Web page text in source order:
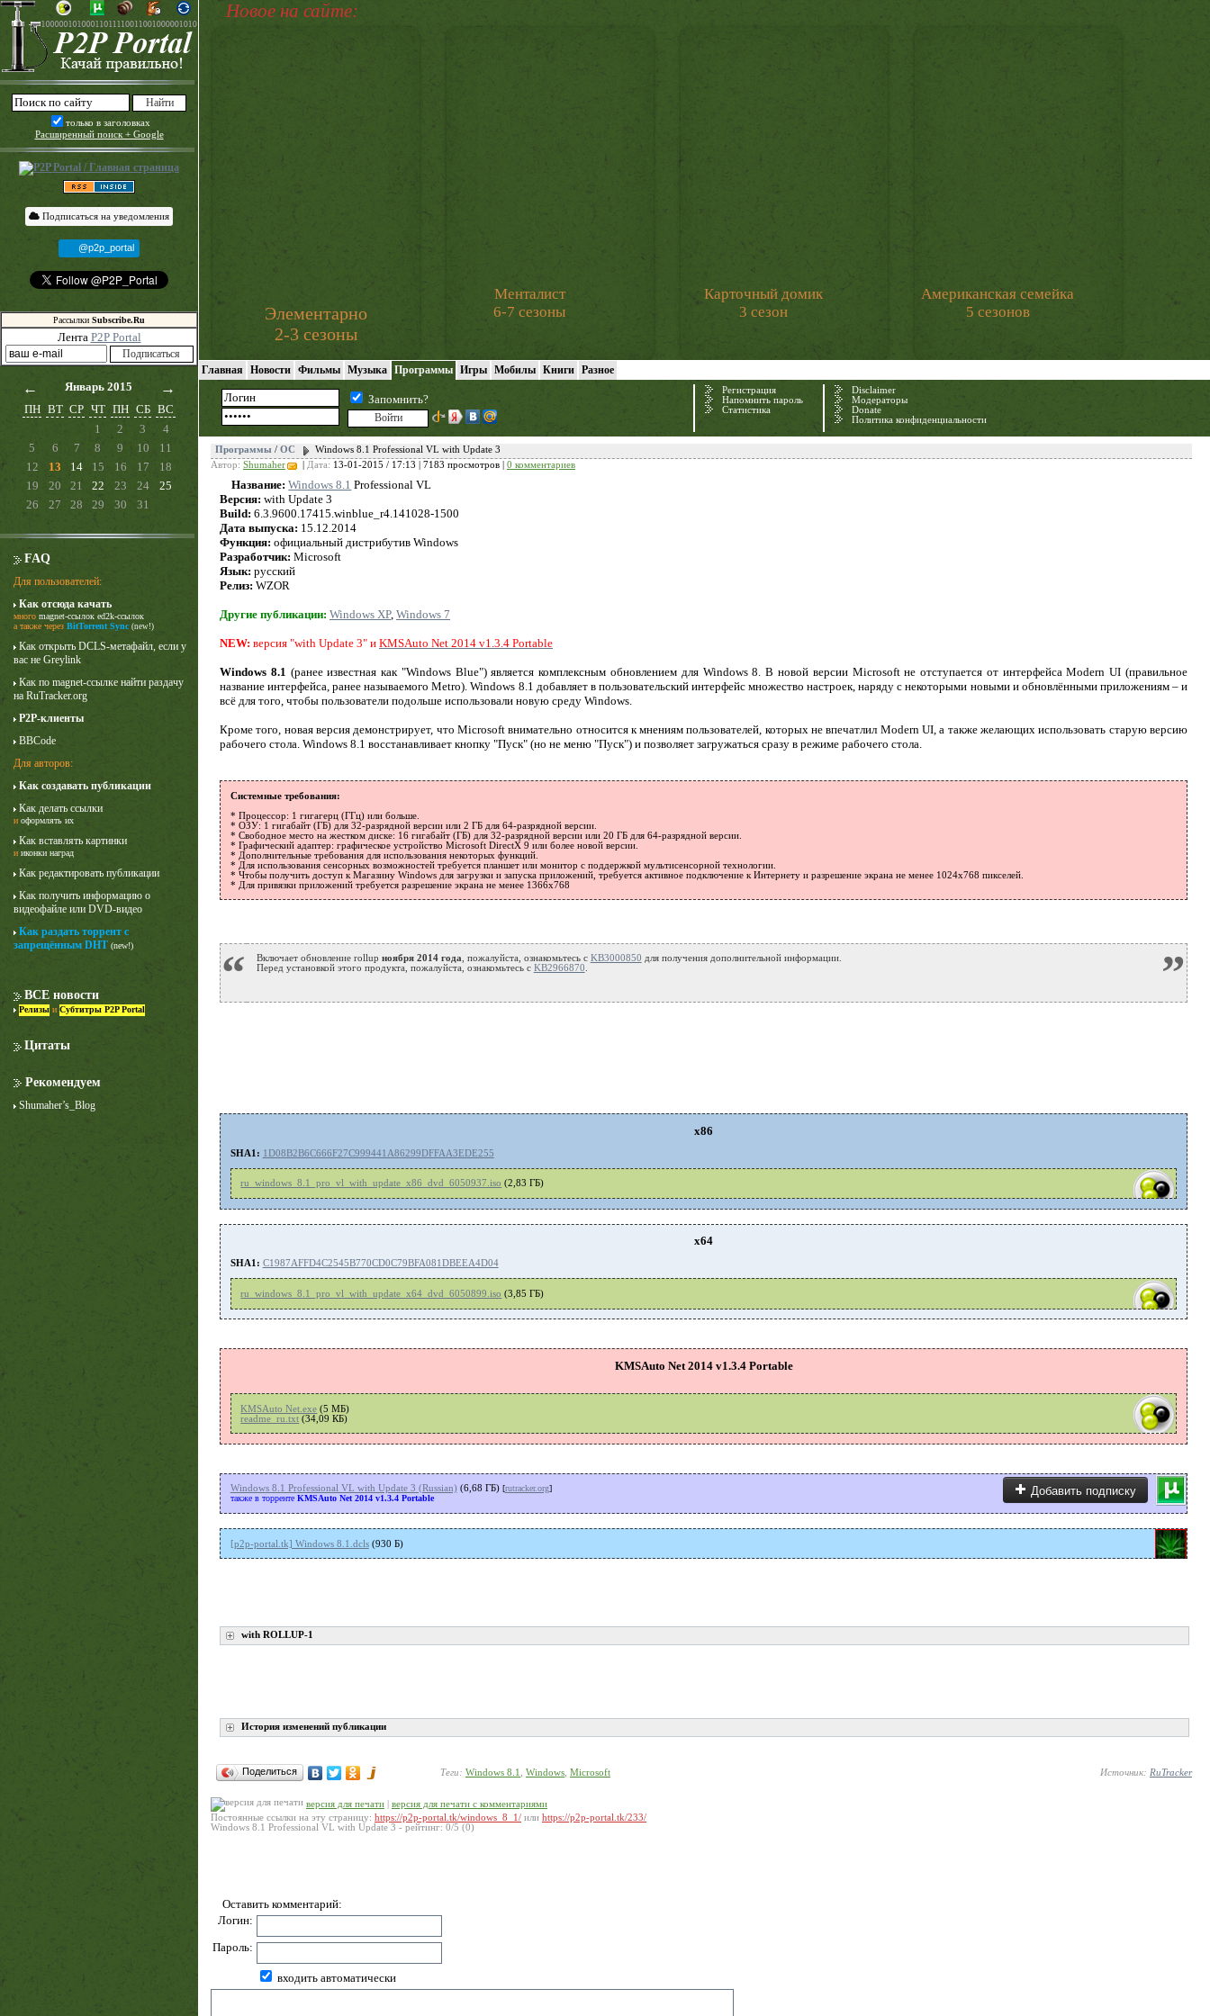
только в заголовках
Расширенный поиск + Google
Подписаться на уведомления
@p2p_portal
Рассылки Subscribe.Ru
Лента P2P Portal
← Январь 2015 →
ПН ВТ СР ЧТ ПН СБ ВС
1
2 3
4
5
6 7 8 9 10
11
12
13 14 15 16 17
18
19
20 21 22 23 24
25
26
27 28 29 30 31
FAQ
Для пользователей:
Как отсюда качать
много magnet-ссылок ed2k-ссылок
а также через BitTorrent Sync (new!)
Как открыть DCLS-метафайл, если у
вас не Greylink
Как по magnet-ссылке найти раздачу
на RuTracker.org
P2P-клиенты
BBCode
Для авторов:
Как создавать публикации
Как делать ссылки
и оформлять их
Как вставлять картинки
и иконки наград
Как редактировать публикации
Как получить информацию о
видеофайле или DVD-видео
Как раздать торрент с
запрещённым DHT (new!)
ВСЕ новости
Релизы и Субтитры P2P Portal
Цитаты
Рекомендуем
Shumaher’s_Blog
Новое на сайте:
Элементарно
2-3 сезоны
Менталист
6-7 сезоны
Карточный домик
3 сезон
Американская семейка
5 сезонов
Лучше звоните Солу
1 сезон
Porsche Unleashed
Главная Новости Фильмы Музыка Программы Игры Мобилы Книги Разное
Запомнить?
Регистрация
Напомнить пароль
Статистика
Disclaimer
Модераторы
Donate
Политика конфиденциальности
Программы / ОС
Windows 8.1 Professional VL with Update 3
Автор: Shumaher Дата: 13-01-2015 / 17:13 | 7183 просмотров | 0 комментариев
Название: Windows 8.1 Professional VL
Версия: with Update 3
Build: 6.3.9600.17415.winblue_r4.141028-1500
Дата выпуска: 15.12.2014
Функция: официальный дистрибутив Windows
Разработчик: Microsoft
Язык: русский
Релиз: WZOR
Другие публикации: Windows XP, Windows 7
NEW: версия "with Update 3" и KMSAuto Net 2014 v1.3.4 Portable
Windows 8.1 (ранее известная как "Windows Blue") является комплексным обновлением для Windows 8. В новой версии Microsoft не отступается от интерфейса Modern UI (правильное
название интерфейса, ранее называемого Metro). Windows 8.1 добавляет в пользовательский интерфейс множество настроек, наряду с некоторыми новыми и обновлёнными приложениям – и
всё для того, чтобы пользователи подольше использовали новую среду Windows.
Кроме того, новая версия демонстрирует, что Microsoft внимательно относится к мнениям пользователей, которых не впечатлил Modern UI, а также желающих использовать старую версию
рабочего стола. Windows 8.1 восстанавливает кнопку "Пуск" (но не меню "Пуск") и позволяет загружаться сразу в режиме рабочего стола.
Системные требования:
* Процессор: 1 гигагерц (ГГц) или больше.
* ОЗУ: 1 гигабайт (ГБ) для 32-разрядной версии или 2 ГБ для 64-разрядной версии.
* Свободное место на жестком диске: 16 гигабайт (ГБ) для 32-разрядной версии или 20 ГБ для 64-разрядной версии.
* Графический адаптер: графическое устройство Microsoft DirectX 9 или более новой версии.
* Дополнительные требования для использования некоторых функций.
* Для использования сенсорных возможностей требуется планшет или монитор с поддержкой мультисенсорной технологии.
* Чтобы получить доступ к Магазину Windows для загрузки и запуска приложений, требуется активное подключение к Интернету и разрешение экрана не менее 1024x768 пикселей.
* Для привязки приложений требуется разрешение экрана не менее 1366x768
“ Включает обновление rollup ноября 2014 года, пожалуйста, ознакомьтесь с KB3000850 для получения дополнительной информации.
Перед установкой этого продукта, пожалуйста, ознакомьтесь с KB2966870. ”
x86
SHA1: 1D08B2B6C666F27C999441A86299DFFAA3EDE255
ru_windows_8.1_pro_vl_with_update_x86_dvd_6050937.iso (2,83 ГБ)
x64
SHA1: C1987AFFD4C2545B770CD0C79BFA081DBEEA4D04
ru_windows_8.1_pro_vl_with_update_x64_dvd_6050899.iso (3,85 ГБ)
KMSAuto Net 2014 v1.3.4 Portable
KMSAuto Net.exe (5 MБ)
readme_ru.txt (34,09 КБ)
Добавить подписку
Windоws 8.1 Professional VL with Update 3 (Russian) (6,68 ГБ) [rutracker.org]
также в торренте KMSAuto Net 2014 v1.3.4 Portable
[p2p-portal.tk] Windows 8.1.dcls(930 Б)
with ROLLUP-1
История изменений публикации
Поделиться Теги: Windows 8.1 Windows Microsoft Источник: RuTracker
версия для печати
версия для печати с комментариями
Постоянные ссылки на эту страницу: https://p2p-portal.tk/windows_8_1/ или https://p2p-portal.tk/233/
Windows 8.1 Professional VL with Update 3 - рейтинг: 0/5 (0)
Оставить комментарий:
Логин:
Пароль:
входить автоматически